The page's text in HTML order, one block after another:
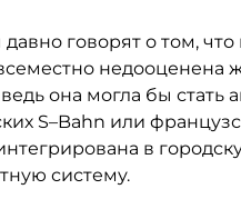
говорят о том,
недооценена
она могла бы стать
S–Bahn или
в
систему.